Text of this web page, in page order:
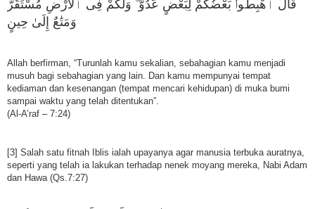
ﻗَﺎﻝَ ٱﻫْﺒِﻂُﻮا۟ ﺑَﻌْﻀُﻜُﻢْ ﻟِﺒَﻌْﺾٍ ﻋَﺪُﻭٌّ ۖ ﻭَﻟَﻜُﻢْ ﻓِﻰ ٱﻷَْﺭْﺽِ ﻣُﺴْﺘَﻘَﺮٌّ
ﻭَﻣَﺘَٰﻊٌ ﺇِﻟَﻰٰ ﺣِﻴﻦٍ
Allah berfirman, “Turunlah kamu sekalian, sebahagian kamu menjadi
musuh bagi sebahagian yang lain. Dan kamu mempunyai tempat
kediaman dan kesenangan (tempat mencari kehidupan) di muka bumi
sampai waktu yang telah ditentukan”.
(Al-A’raf – 7:24)
[3] Salah satu fitnah Iblis ialah upayanya agar manusia terbuka auratnya,
seperti yang telah ia lakukan terhadap nenek moyang mereka, Nabi Adam
dan Hawa (Qs.7:27)